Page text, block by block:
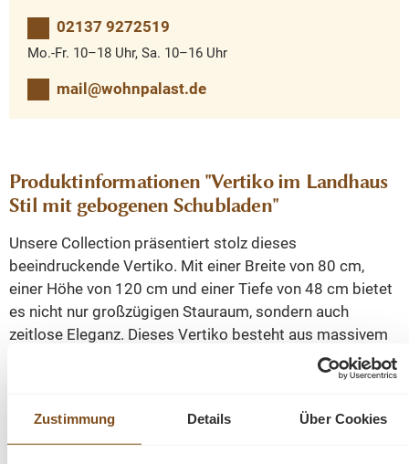
Zustimmung Details Über Cookies
02137 9272519
Mo.-Fr. 10–18 Uhr, Sa. 10–16 Uhr
mail@wohnpalast.de
Produktinformationen "Vertiko im Landhaus
Stil mit gebogenen Schubladen"
Unsere Collection präsentiert stolz dieses
beeindruckende Vertiko. Mit einer Breite von 80 cm,
einer Höhe von 120 cm und einer Tiefe von 48 cm bietet
es nicht nur großzügigen Stauraum, sondern auch
zeitlose Eleganz. Dieses Vertiko besteht aus massivem
Kiefernholz was nicht nur für beeindruckende Qualität,
sondern auch für eine außergewöhnliche Optik sorgt.
Jedes Detail dieses Produkts wurde mit großer Sorgfalt